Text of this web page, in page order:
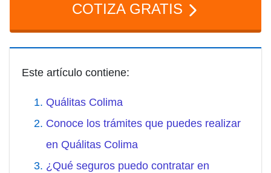
COTIZA GRATIS
Este artículo contiene:
Quálitas Colima
Conoce los trámites que puedes realizar
en Quálitas Colima
¿Qué seguros puedo contratar en